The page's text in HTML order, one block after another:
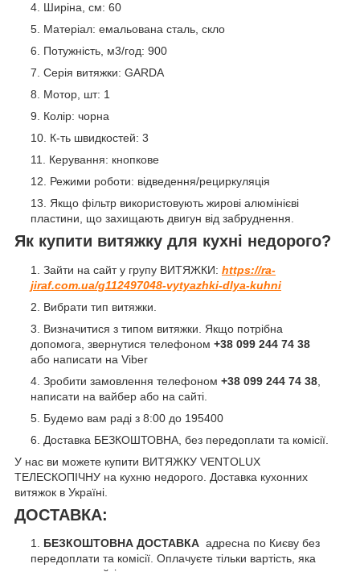
Ширіна, см: 60
Матеріал: емальована сталь, скло
Потужність, м3/год: 900
Серія витяжки: GARDA
Мотор, шт: 1
Колір: чорна
К-ть швидкостей: 3
Керування: кнопкове
Режими роботи: відведення/рециркуляція
Якщо фільтр використовують жирові алюмінієві
пластини, що захищають двигун від забруднення.
Як купити витяжку для кухні недорого?
Зайти на сайт у групу ВИТЯЖКИ: https://ra-
jiraf.com.ua/g112497048-vytyazhki-dlya-kuhni
Вибрати тип витяжки.
Визначитися з типом витяжки. Якщо потрібна
допомога, звернутися телефоном +38 099 244 74 38
або написати на Viber
Зробити замовлення телефоном +38 099 244 74 38
написати на вайбер або на сайті.
Будемо вам раді з 8:00 до 195400
Доставка БЕЗКОШТОВНА, без передоплати та комісії.
У нас ви можете купити ВИТЯЖКУ VENTOLUX
ТЕЛЕСКОПІЧНУ на кухню недорого. Доставка кухонних
витяжок в Україні.
ДОСТАВКА:
БЕЗКОШТОВНА ДОСТАВКА адресна по Києву без
передоплати та комісії. Оплачуєте тільки вартість, яка